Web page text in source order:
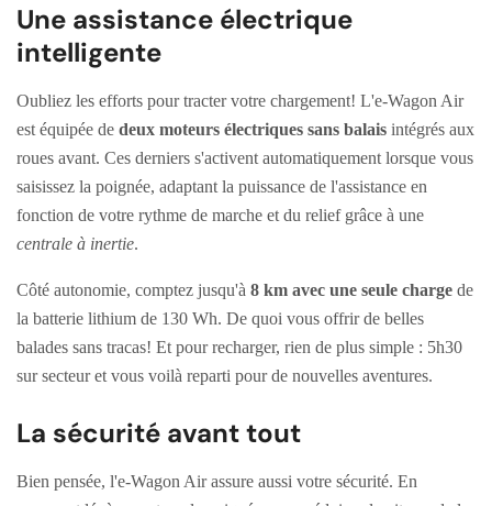
Une assistance électrique
intelligente
Oubliez les efforts pour tracter votre chargement! L'e-Wagon Air
est équipée de deux moteurs électriques sans balais intégrés aux
roues avant. Ces derniers s'activent automatiquement lorsque vous
saisissez la poignée, adaptant la puissance de l'assistance en
fonction de votre rythme de marche et du relief grâce à une
centrale à inertie.
Côté autonomie, comptez jusqu'à 8 km avec une seule charge de
la batterie lithium de 130 Wh. De quoi vous offrir de belles
balades sans tracas! Et pour recharger, rien de plus simple : 5h30
sur secteur et vous voilà reparti pour de nouvelles aventures.
La sécurité avant tout
Bien pensée, l'e-Wagon Air assure aussi votre sécurité. En